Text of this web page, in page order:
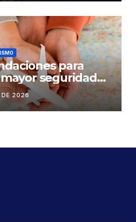
para
seguridad
del Ecuador
DE 2026